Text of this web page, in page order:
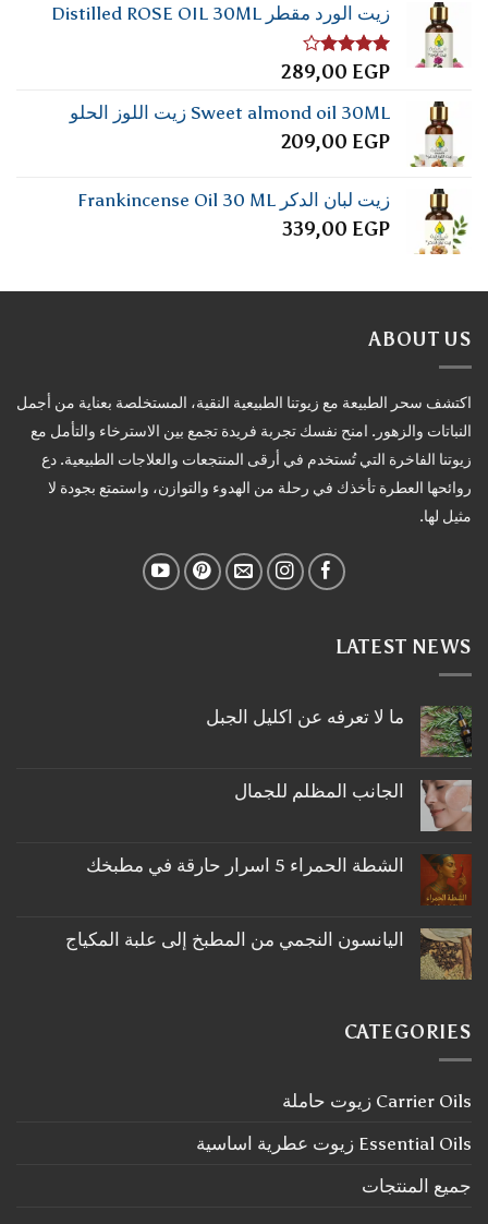
زيت الورد مقطر Distilled ROSE OIL 30ML
تم
4.00من
5
289,00 EGP
Sweet almond oil 30ML زيت اللوز الحلو
209,00 EGP
زيت لبان الدكر Frankincense Oil 30 ML
339,00 EGP
ABOUT US
اكتشف سحر الطبيعة مع زيوتنا الطبيعية النقية، المستخلصة بعناية من أجمل
النباتات والزهور. امنح نفسك تجربة فريدة تجمع بين الاسترخاء والتأمل مع
زيوتنا الفاخرة التي تُستخدم في أرقى المنتجعات والعلاجات الطبيعية. دع
روائحها العطرة تأخذك في رحلة من الهدوء والتوازن، واستمتع بجودة لا
مثيل لها.
LATEST NEWS
ما لا تعرفه عن اكليل الجبل
على
ما
اكليل
الجبل
الجانب المظلم للجمال
على
الجانب
الشطة الحمراء 5 اسرار حارقة في مطبخك
على
الشطة
في
مطبخك
اليانسون النجمي من المطبخ إلى علبة المكياج
اليانسون
النجمي
علبة
المكياج
CATEGORIES
Carrier Oils زيوت حاملة
Essential Oils زيوت عطرية اساسية
جميع المنتجات